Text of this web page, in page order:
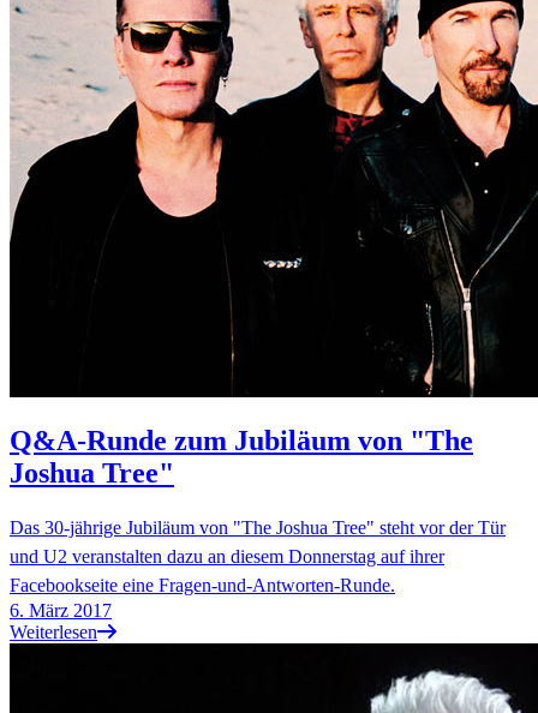
Q&A-Runde zum Jubiläum von "The
Joshua Tree"
Das 30-jährige Jubiläum von "The Joshua Tree" steht vor der Tür
und U2 veranstalten dazu an diesem Donnerstag auf ihrer
Facebookseite eine Fragen-und-Antworten-Runde.
6. März 2017
Weiterlesen